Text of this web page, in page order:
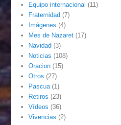
Equipo internacional (11)
Fraternidad (7)
Imágenes (4)
Mes de Nazaret (17)
Navidad (3)
Noticias (108)
Oracion (15)
Otros (27)
Pascua (1)
Retiros (23)
Vídeos (36)
Vivencias (2)